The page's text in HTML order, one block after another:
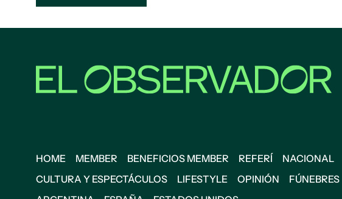
HOME MEMBER BENEFICIOS MEMBER REFERÍ NACIONAL
CULTURA Y ESPECTÁCULOS
LIFESTYLE OPINIÓN FÚNEBRES